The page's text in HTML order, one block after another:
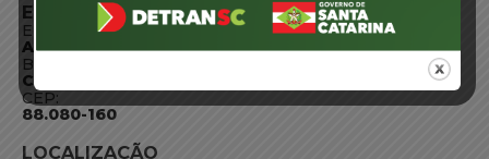
ENDEREÇO
Endereço:
Av. Almirante Tamandaré - 480
Bairro:
Coqueiros, Florianópolis SC
CEP:
88.080-160
LOCALIZAÇÃO